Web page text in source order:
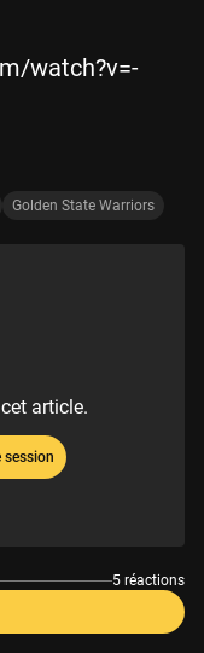
watch?v=-
Golden State Warriors
article.
session
5 réactions